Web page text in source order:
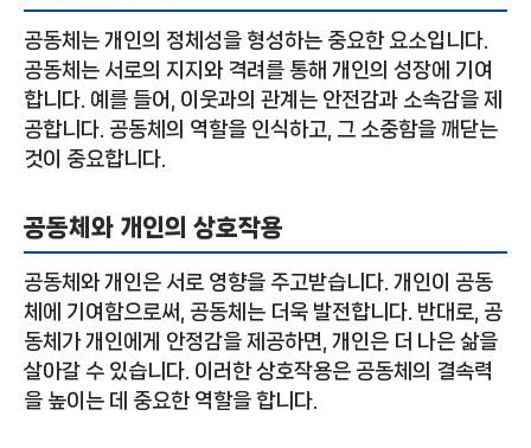
공동체는 개인의 정체성을 형성하는 중요한 요소입니다.
공동체는 서로의 지지와 격려를 통해 개인의 성장에 기여
합니다. 예를 들어, 이웃과의 관계는 안전감과 소속감을 제
공합니다. 공동체의 역할을 인식하고, 그 소중함을 깨닫는
것이 중요합니다.
공동체와 개인의 상호작용
공동체와 개인은 서로 영향을 주고받습니다. 개인이 공동
체에 기여함으로써, 공동체는 더욱 발전합니다. 반대로, 공
동체가 개인에게 안정감을 제공하면, 개인은 더 나은 삶을
살아갈 수 있습니다. 이러한 상호작용은 공동체의 결속력
을 높이는 데 중요한 역할을 합니다.